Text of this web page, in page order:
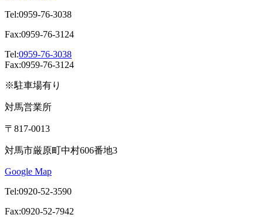
Tel:0959-76-3038
Fax:0959-76-3124
Tel:0959-76-3038
Fax:0959-76-3124
※駐車場有り
対馬営業所
〒817-0013
対馬市厳原町中村606番地3
Google Map
Tel:0920-52-3590
Fax:0920-52-7942